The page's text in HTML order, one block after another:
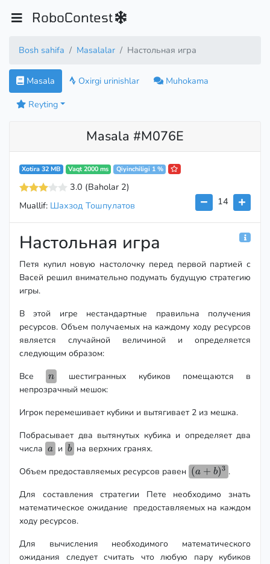
RoboContest
Bosh sahifa Masalalar Настольная игра
Masala Oxirgi urinishlar
Muhokama
Reyting
Masala #M076E
Xotira 32 MB Vaqt 2000 ms Qiyinchiligi 1 %
3.0 (Baholar 2)
14
Muallif: Шахзод Тошпулатов
Настольная игра
Петя купил новую настолочку перед первой партией с
Васей решил внимательно подумать будущую стратегию
игры.
В этой игре нестандартные правильна получения
ресурсов. Объем получаемых на каждому ходу ресурсов
является случайной величиной и определяется
следующим образом:
Все
n
n
шестигранных кубиков помещаются в
непрозрачный мешок:
Игрок перемешивает кубики и вытягивает 2 из мешка.
Побрасывает два вытянутых кубика и определяет два
числа a
a и b
b на верхних гранях.
Объем предоставляемых ресурсов равен (a+b)^3
(a + b)3 .
Для составления стратегии Пете необходимо знать
математическое ожидание предоставляемых на каждом
ходу ресурсов.
Для вычисления необходимого математического
ожидания следует считать что любую пару кубиков